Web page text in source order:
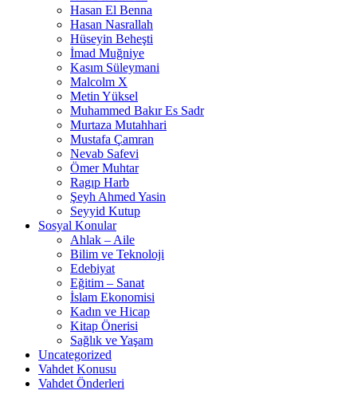
Hasan El Benna
Hasan Nasrallah
Hüseyin Beheşti
İmad Muğniye
Kasım Süleymani
Malcolm X
Metin Yüksel
Muhammed Bakır Es Sadr
Murtaza Mutahhari
Mustafa Çamran
Nevab Safevi
Ömer Muhtar
Ragıp Harb
Şeyh Ahmed Yasin
Seyyid Kutup
Sosyal Konular
Ahlak – Aile
Bilim ve Teknoloji
Edebiyat
Eğitim – Sanat
İslam Ekonomisi
Kadın ve Hicap
Kitap Önerisi
Sağlık ve Yaşam
Uncategorized
Vahdet Konusu
Vahdet Önderleri